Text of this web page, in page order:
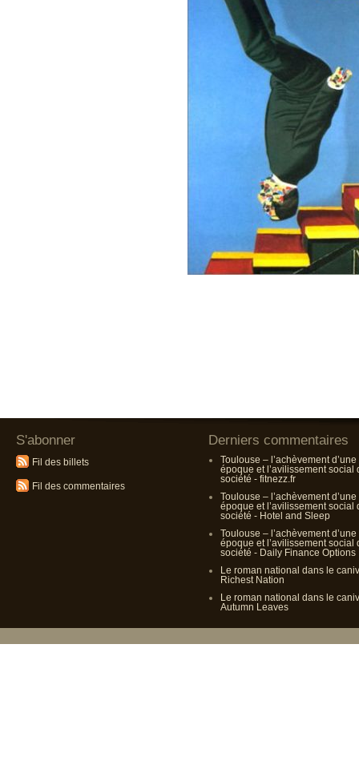
S'abonner
Fil des billets
Fil des commentaires
Derniers commentaires
Toulouse – l’achèvement d’une
époque et l’avilissement social
société - fitnezz.fr
Toulouse – l’achèvement d’une
époque et l’avilissement social
société - Hotel and Sleep
Toulouse – l’achèvement d’une
époque et l’avilissement social
société - Daily Finance Options
Le roman national dans le
Richest Nation
Le roman national dans le
Autumn Leaves